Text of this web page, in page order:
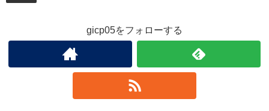
gicp05をフォローする